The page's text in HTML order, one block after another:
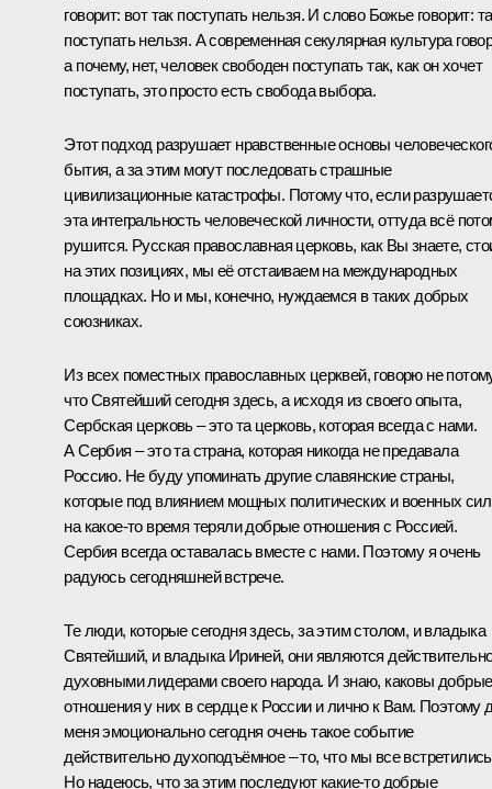
говорит: вот так поступать нельзя. И слово Божье говорит:
поступать нельзя. А современная секулярная культура
а почему, нет, человек свободен поступать так, как он хочет
поступать, это просто есть свобода выбора.
Этот подход разрушает нравственные основы
бытия, а за этим могут последовать страшные
цивилизационные катастрофы. Потому что, если
эта интегральность человеческой личности, оттуда всё
рушится. Русская православная церковь, как Вы знаете,
на этих позициях, мы её отстаиваем на международных
площадках. Но и мы, конечно, нуждаемся в таких добрых
союзниках.
Из всех поместных православных церквей, говорю не
что Святейший сегодня здесь, а исходя из своего опыта,
Сербская церковь – это та церковь, которая всегда с нами.
А Сербия – это та страна, которая никогда не предавала
Россию. Не буду упоминать другие славянские страны,
которые под влиянием мощных политических и военных сил
на какое-то время теряли добрые отношения с Россией.
Сербия всегда оставалась вместе с нами. Поэтому я очень
радуюсь сегодняшней встрече.
Те люди, которые сегодня здесь, за этим столом, и владыка
Святейший, и владыка Ириней, они являются
духовными лидерами своего народа. И знаю, каковы добрые
отношения у них в сердце к России и лично к Вам. Поэтому
меня эмоционально сегодня очень такое событие
действительно духоподъёмное – то, что мы все
Но надеюсь, что за этим последуют какие-то добрые